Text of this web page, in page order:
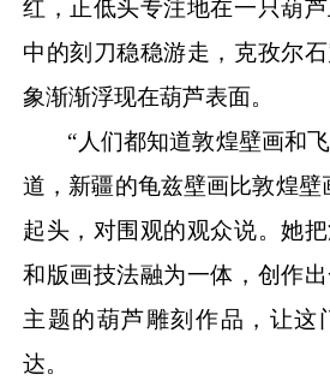
红，正低头专注地在一只葫
中的刻刀稳稳游走，克孜尔
象渐渐浮现在葫芦表面。
“人们都知道敦煌壁画和
道，新疆的龟兹壁画比敦煌壁
起头，对围观的观众说。她
和版画技法融为一体，创作
主题的葫芦雕刻作品，让这
达。